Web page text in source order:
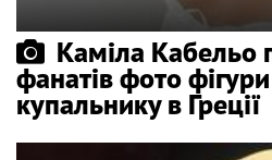
Каміла Кабельо
фанатів фото
купальнику в Греції